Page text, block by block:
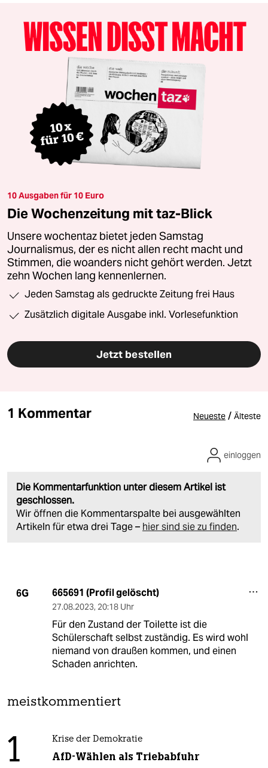
10 Ausgaben für 10 Euro
Die Wochenzeitung mit taz-Blick
Unsere wochentaz bietet jeden Samstag
Journalismus, der es nicht allen recht macht und
Stimmen, die woanders nicht gehört werden. Jetzt
zehn Wochen lang kennenlernen.
Jeden Samstag als gedruckte Zeitung frei Haus
Zusätzlich digitale Ausgabe inkl. Vorlesefunktion
Jetzt bestellen
1 Kommentar Neueste / Älteste
Die Kommentarfunktion unter diesem Artikel ist
geschlossen.
Wir öffnen die Kommentarspalte bei ausgewählten
Artikeln für etwa drei Tage – hier sind sie zu finden.
einloggen
6G 665691 (Profil gelöscht)
27.08.2023, 20:18 Uhr
Für den Zustand der Toilette ist die
Schülerschaft selbst zuständig. Es wird wohl
niemand von draußen kommen, und einen
Schaden anrichten.
meistkommentiert
1 Krise der Demokratie
AfD-Wählen als Triebabfuhr